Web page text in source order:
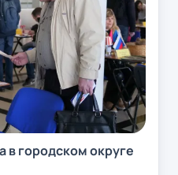
в городском округе